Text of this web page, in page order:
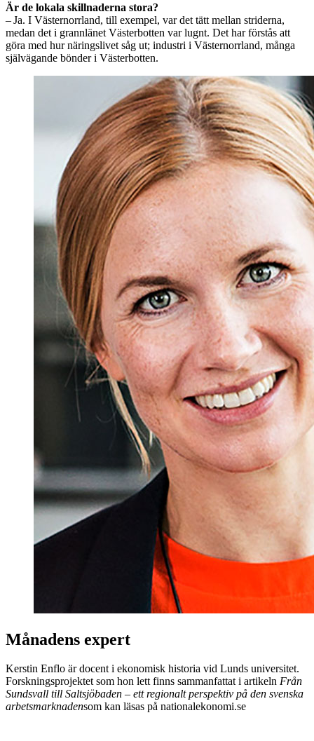
Är de lokala skillnaderna stora?
– Ja. I Västernorrland, till exempel, var det tätt mellan striderna,
medan det i grannlänet Västerbotten var lugnt. Det har förstås att
göra med hur näringslivet såg ut; industri i Västernorrland, många
självägande bönder i Västerbotten.
Månadens expert
Kerstin Enflo är docent i ekonomisk historia vid Lunds universitet.
Forskningsprojektet som hon lett finns sammanfattat i artikeln Från
Sundsvall till Saltsjöbaden – ett regionalt perspektiv på den svenska
arbetsmarknadensom kan läsas på nationalekonomi.se